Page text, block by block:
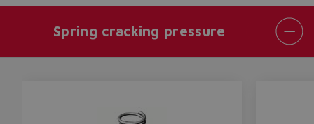
Spring cracking pressure